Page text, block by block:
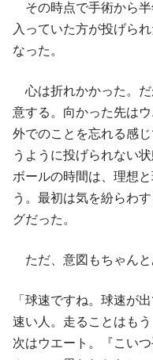
その時点で手術から半
入っていた方が投げら
なった。
心は折れかかった。だ
意する。向かった先は
外でのことを忘れる感
うように投げられない
ボールの時間は、理想
う。最初は気を紛らわ
グだった。
ただ、意図もちゃんと
「球速ですね。球速が
速い人。走ることはも
次はウエート。『こい